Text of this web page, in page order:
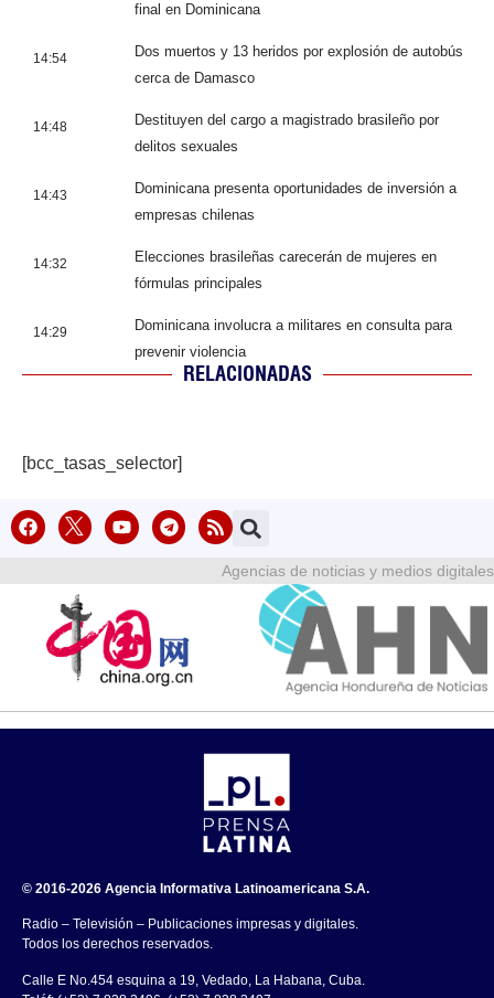
final en Dominicana
14:54
Dos muertos y 13 heridos por explosión de autobús
cerca de Damasco
14:48
Destituyen del cargo a magistrado brasileño por
delitos sexuales
14:43
Dominicana presenta oportunidades de inversión a
empresas chilenas
14:32
Elecciones brasileñas carecerán de mujeres en
fórmulas principales
14:29
Dominicana involucra a militares en consulta para
prevenir violencia
RELACIONADAS
[bcc_tasas_selector]
Agencias de noticias y medios digitales
© 2016-2026 Agencia Informativa Latinoamericana S.A.
Radio – Televisión – Publicaciones impresas y digitales.
Todos los derechos reservados.
Calle E No.454 esquina a 19, Vedado, La Habana, Cuba.